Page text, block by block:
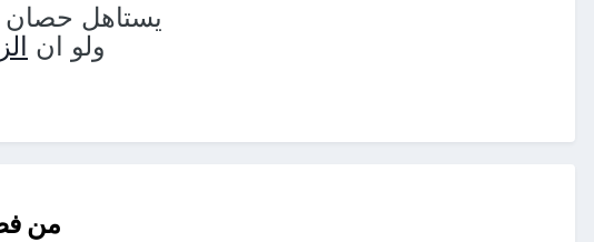
يستاهل حصان
ولو ان
من